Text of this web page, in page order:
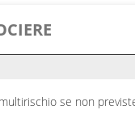
se non